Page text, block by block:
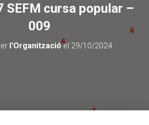
SEFM cursa popular –
009
l'Organitzacióel 29/10/2024